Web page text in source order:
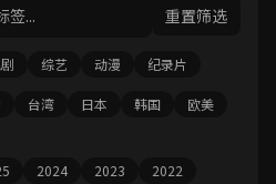
重置筛选
综艺 动漫 纪录片
台湾 日本 韩国
欧美
2024 2023
2022